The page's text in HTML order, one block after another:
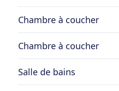
Chambre à coucher
Chambre à coucher
Salle de bains